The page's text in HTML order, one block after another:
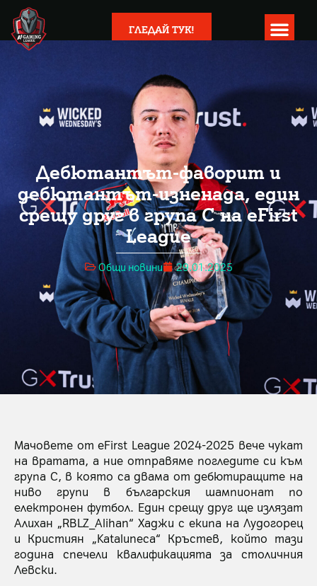
ГЛЕДАЙ ТУК!
Дебютантът-фаворит и
дебютантът-изненада, един
срещу друг в група С на eFirst
League
Общи новини 29.01.2025
Мачовете от eFirst League 2024-2025 вече чукат
на вратата, а ние отправяме погледите си към
група С, в която са двама от дебютиращите на
ниво групи в българския шампионат по
електронен футбол. Един срещу друг ще излязат
Алихан „RBLZ_Alihan“ Хаджи с екипа на Лудогорец
и Кристиян „Kataluneca“ Кръстев, който тази
година спечели квалификацията за столичния
Левски.